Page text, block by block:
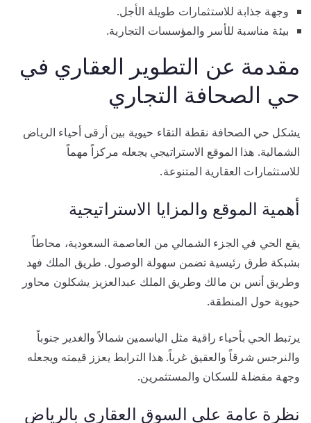
وجهة جذابة للاستثمارات طويلة الأجل.
بيئة مناسبة للأسر والمؤسسات التجارية.
مقدمة عن التطوير العقاري في
حي الصحافة التجاري
يشكل حي الصحافة نقطة التقاء حيوية بين أرقى أحياء الرياض
الشمالية. هذا الموقع الاستراتيجي يجعله مركزاً مهماً
للاستثمارات العقارية المتنوعة.
أهمية الموقع والمزايا الاستراتيجية
يقع الحي في الجزء الشمالي من العاصمة السعودية، محاطاً
بشبكة طرق رئيسية تضمن سهولة الوصول. طريق الملك فهد
وطريق أنس بن مالك وطريق الملك عبدالعزيز يشكلون محاور
حيوية حول المنطقة.
يرتبط الحي بأحياء راقية مثل الياسمين شمالاً والغدير جنوباً
والنرجس شرقاً والعقيق غرباً. هذا الترابط يعزز قيمته ويجعله
وجهة مفضلة للسكان والمستثمرين.
نظرة عامة على السوق العقاري بالرياض